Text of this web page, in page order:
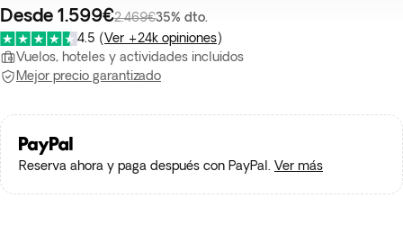
Desde 1.599€2.469€35% dto.
4.5 (Ver +24k opiniones)
Vuelos, hoteles y actividades incluidos
Mejor precio garantizado
Reserva ahora y paga después con PayPal. Ver más